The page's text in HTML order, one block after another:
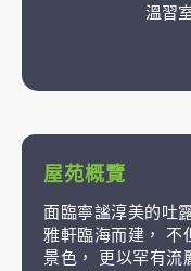
溫習
屋苑概覽
面臨寧謐淳美的吐
雅軒臨海而建， 不
景色， 更以罕有流